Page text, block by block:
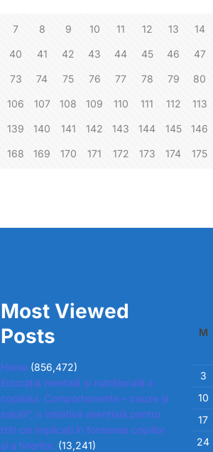
7 8 9 10 11 12 13 14
40 41 42 43 44 45 46 47
73 74 75 76 77 78 79 80
106 107 108 109 110 111 112 113
139 140 141 142 143 144 145 146
168 169 170 171 172 173 174 175
Most Viewed
Posts
Home (856,472)
Educația mentală și nutrițională a
copilului. Comportamente – cauze și
soluții”, o inițiativă esențială pentru
toți cei implicați în formarea copiilor
și a tinerilor. (13,241)
M
3
10
17
24